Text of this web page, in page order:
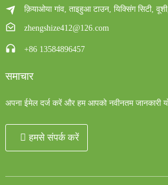
क़ियाओया गांव, ताइहुआ टाउन, यिक्सिंग सिटी,
zhengshize412@126.com
+86 13584896457
समाचार
अपना ईमेल दर्ज करें और हम आपको नवीनतम जानकारी
हमसे संपर्क करें